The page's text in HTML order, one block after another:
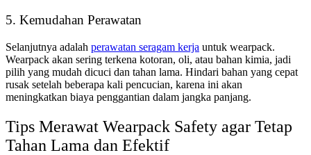
5. Kemudahan Perawatan
Selanjutnya adalah perawatan seragam kerja untuk wearpack.
Wearpack akan sering terkena kotoran, oli, atau bahan kimia, jadi
pilih yang mudah dicuci dan tahan lama. Hindari bahan yang cepat
rusak setelah beberapa kali pencucian, karena ini akan
meningkatkan biaya penggantian dalam jangka panjang.
Tips Merawat Wearpack Safety agar Tetap
Tahan Lama dan Efektif